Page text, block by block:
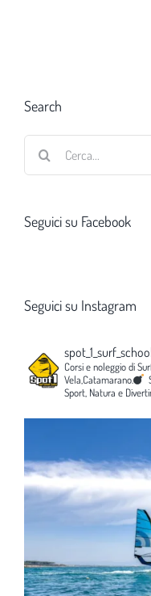
Search
Seguici su Facebook
Seguici su Instagram
Corsi e noleggio di
Vela,Catamarano.
Sport, Natura e